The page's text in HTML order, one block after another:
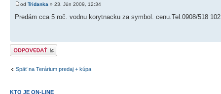
od Tridanka » 23. Jún 2009, 12:34
Predám cca 5 roč. vodnu korytnacku za symbol. cenu.Tel.0908/518
Odoslať odpoveď
Späť na Terárium predaj + kúpa
KTO JE ON-LINE